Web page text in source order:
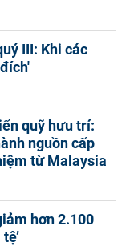
III: Khi các
quỹ hưu trí:
nguồn cấp
từ Malaysia
hơn 2.100